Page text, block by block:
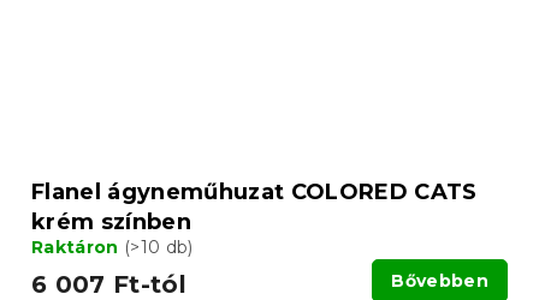
Flanel ágyneműhuzat COLORED CATS
krém színben
Raktáron (>10 db)
6 007 Ft-tól Bővebben